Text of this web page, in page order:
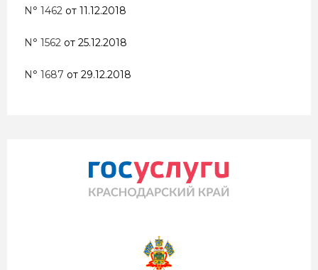
N° 1462 от 11.12.2018
N° 1562 от 25.12.2018
N° 1687 от 29.12.2018